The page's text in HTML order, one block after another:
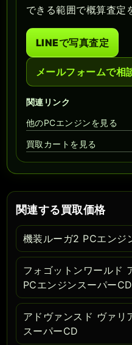
できる範囲で概算査定
LINEで写真査定
メールフォームで相
関連リンク
他のPCエンジンを見る
買取カートを見る
関連する買取価格
機装ルーガ2 PCエンジ
フォゴットンワールド
PCエンジンスーパーCD
アドヴァンスド ヴァリ
スーパーCD